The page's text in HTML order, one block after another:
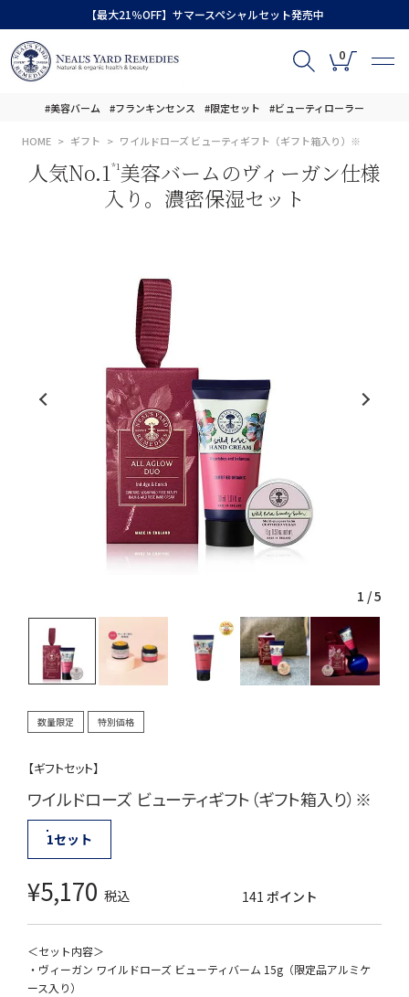
【最大21％OFF】サマースペシャルセット発売中
0
#美容バーム #フランキンセンス #限定セット #ビューティローラー
HOME ギフト ワイルドローズ ビューティギフト（ギフト箱入り）※
人気No.1 *1美容バームのヴィーガン仕様
入り。濃密保湿セット
1 /5
数量限定 特別価格
【ギフトセット】
ワイルドローズ ビューティギフト（ギフト箱入り）※
1セット
¥5,170 税込 141 ポイント
＜セット内容＞
・ヴィーガン ワイルドローズ ビューティバーム 15g（限定品アルミケ
ース入り）